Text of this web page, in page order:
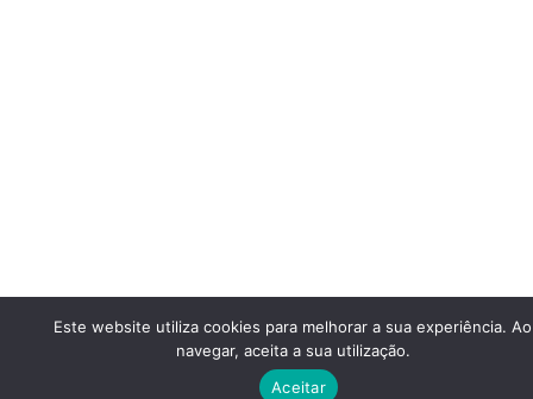
Este website utiliza cookies para melhorar a sua experiência. Ao
navegar, aceita a sua utilização.
Aceitar